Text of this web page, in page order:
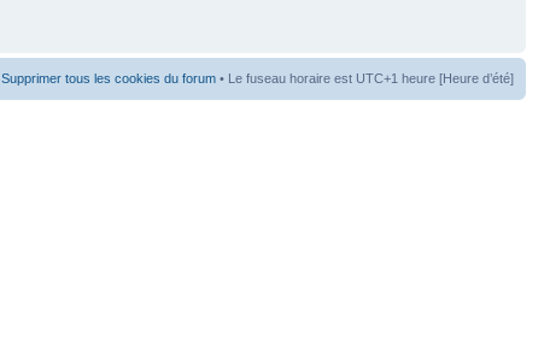
Supprimer tous les cookies du forum • Le fuseau horaire est UTC+1 heure [Heure d’été]